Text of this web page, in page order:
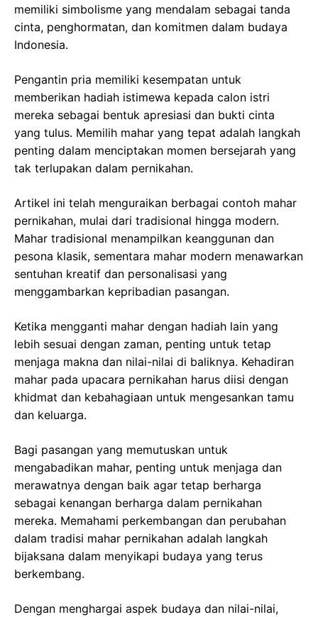
memiliki simbolisme yang mendalam sebagai tanda
cinta, penghormatan, dan komitmen dalam budaya
Indonesia.
Pengantin pria memiliki kesempatan untuk
memberikan hadiah istimewa kepada calon istri
mereka sebagai bentuk apresiasi dan bukti cinta
yang tulus. Memilih mahar yang tepat adalah langkah
penting dalam menciptakan momen bersejarah yang
tak terlupakan dalam pernikahan.
Artikel ini telah menguraikan berbagai contoh mahar
pernikahan, mulai dari tradisional hingga modern.
Mahar tradisional menampilkan keanggunan dan
pesona klasik, sementara mahar modern menawarkan
sentuhan kreatif dan personalisasi yang
menggambarkan kepribadian pasangan.
Ketika mengganti mahar dengan hadiah lain yang
lebih sesuai dengan zaman, penting untuk tetap
menjaga makna dan nilai-nilai di baliknya. Kehadiran
mahar pada upacara pernikahan harus diisi dengan
khidmat dan kebahagiaan untuk mengesankan tamu
dan keluarga.
Bagi pasangan yang memutuskan untuk
mengabadikan mahar, penting untuk menjaga dan
merawatnya dengan baik agar tetap berharga
sebagai kenangan berharga dalam pernikahan
mereka. Memahami perkembangan dan perubahan
dalam tradisi mahar pernikahan adalah langkah
bijaksana dalam menyikapi budaya yang terus
berkembang.
Dengan menghargai aspek budaya dan nilai-nilai,